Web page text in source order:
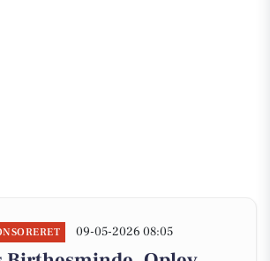
09-05-2026 08:05